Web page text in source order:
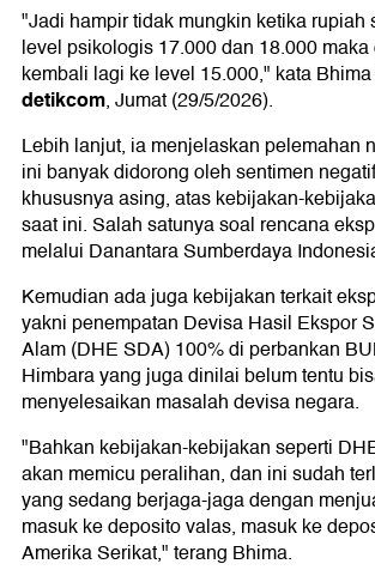
"Jadi hampir tidak mungkin ketika rupiah
level psikologis 17.000 dan 18.000
kembali lagi ke level 15.000," kata
detikcom, Jumat (29/5/2026).
Lebih lanjut, ia menjelaskan pelemahan
ini banyak didorong oleh sentimen
khususnya asing, atas kebijakan-
saat ini. Salah satunya soal rencana
melalui Danantara Sumberdaya
Kemudian ada juga kebijakan terkait
yakni penempatan Devisa Hasil Ekspor
Alam (DHE SDA) 100% di perbankan
Himbara yang juga dinilai belum tentu
menyelesaikan masalah devisa negara.
"Bahkan kebijakan-kebijakan seperti
akan memicu peralihan, dan ini sudah
yang sedang berjaga-jaga dengan
masuk ke deposito valas, masuk ke
Amerika Serikat," terang Bhima.